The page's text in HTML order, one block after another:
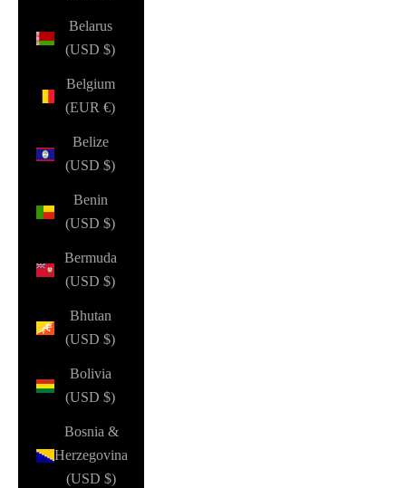
Belarus
(USD $)
Belgium
(EUR €)
Belize
(USD $)
Benin
(USD $)
Bermuda
(USD $)
Bhutan
(USD $)
Bolivia
(USD $)
Bosnia &
Herzegovina
(USD $)